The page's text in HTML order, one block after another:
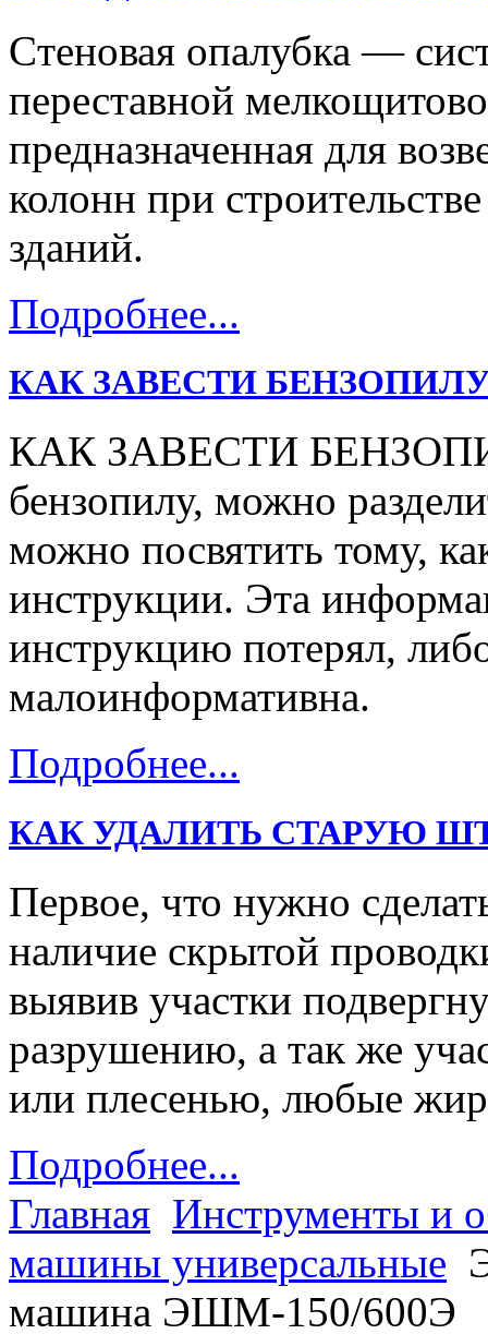
Cтеновая опалубка —
переставной
предназначенная для
колонн при
зданий.
Подробнее...
КАК ЗАВЕСТИ
КАК ЗАВЕСТИ
бензопилу, можно
можно посвятить тому,
инструкции. Эта
инструкцию потерял,
малоинформативна.
Подробнее...
КАК УДАЛИТЬ СТАРУЮ
Первое, что нужно
наличие скрытой
выявив участки
разрушению, а так же
или плесенью, любые
Подробнее...
Главная Инструменты и
машины универсальные
машина ЭШМ-150/600Э